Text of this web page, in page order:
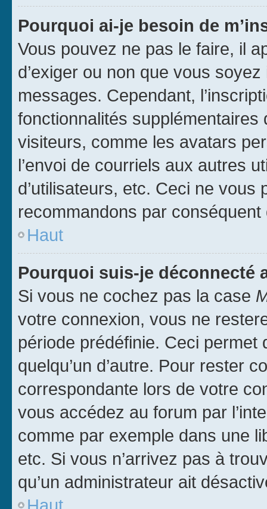
Pourquoi ai-je besoin de
Vous pouvez ne pas le faire, il
d’exiger ou non que vous
messages. Cependant,
fonctionnalités
visiteurs, comme les avatars
l’envoi de courriels aux autres
d’utilisateurs, etc. Ceci ne vous
recommandons par conséquent
Haut
Pourquoi suis-je déconnecté
Si vous ne cochez pas la case
votre connexion, vous ne
période prédéfinie. Ceci permet
quelqu’un d’autre. Pour rester
correspondante lors de votre
vous accédez au forum par
comme par exemple dans une
etc. Si vous n’arrivez pas à
qu’un administrateur ait